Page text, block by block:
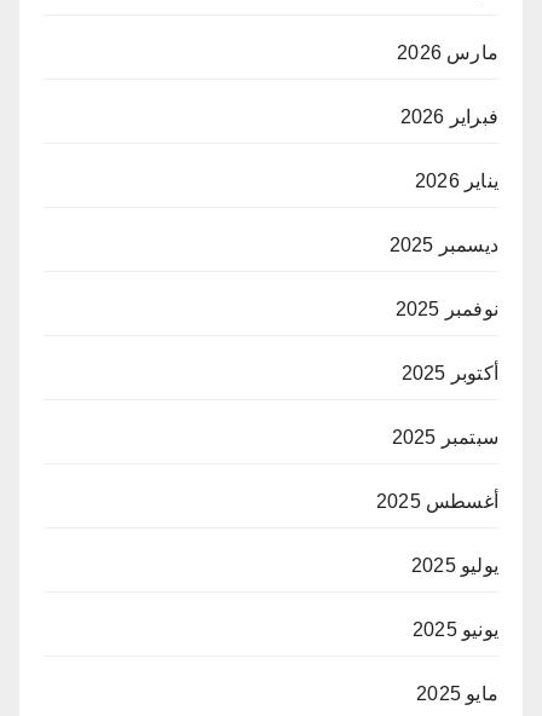
مارس 2026
فبراير 2026
يناير 2026
ديسمبر 2025
نوفمبر 2025
أكتوبر 2025
سبتمبر 2025
أغسطس 2025
يوليو 2025
يونيو 2025
مايو 2025